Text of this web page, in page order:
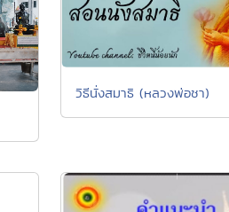
วิธีนั่งสมาธิ (หลวงพ่อชา)